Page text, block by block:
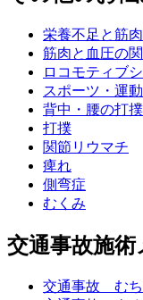
栄養不足と筋
筋肉と血圧の
ロコモティブ
スポーツ・運
背中・腰の打
打撲
関節リウマチ
痺れ
側弯症
むくみ
交通事故施術
交通事故 むち